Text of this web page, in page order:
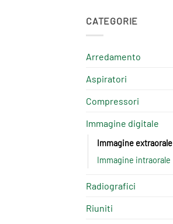
CATEGORIE
Arredamento
Aspiratori
Compressori
Immagine digitale
Immagine extraorale
Immagine intraorale
Radiografici
Riuniti